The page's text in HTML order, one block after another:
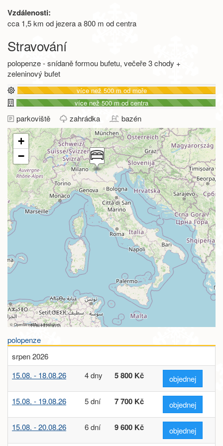
Vzdálenosti:
cca 1,5 km od jezera a 800 m od centra
Stravování
polopenze - snídaně formou bufetu, večeře 3 chody +
zeleninový bufet
více než 500 m od moře
více než 500 m od centra
parkoviště zahrádka bazén
+
−
©OpenStreetMapcontributors
polopenze
srpen 2026
15.08. - 18.08.26
4 dny 5 800 Kč objednej
15.08. - 19.08.26 5 dní 7 700 Kč objednej
15.08. - 20.08.26 6 dní 9 600 Kč objednej